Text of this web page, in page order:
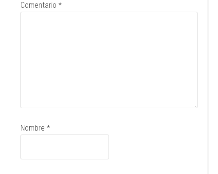
Comentario*
Nombre*